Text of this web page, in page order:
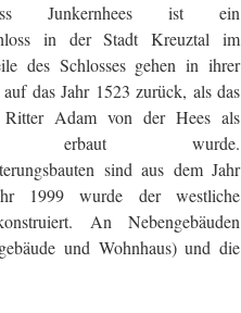
Junkernhees ist ein
in der Stadt Kreuztal im
des Schlosses gehen in ihrer
das Jahr 1523 zurück, als das
Ritter Adam von der Hees als
erbaut wurde.
sind aus dem Jahr
1999 wurde der westliche
An Nebengebäuden
und Wohnhaus) und die